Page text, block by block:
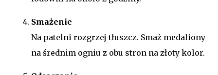
Smażenie
Na patelni rozgrzej tłuszcz. Smaż medaliony
na średnim ogniu z obu stron na złoty kolor.